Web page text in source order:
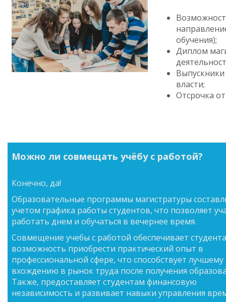
обучения);
Диплом
власти;
Отсрочка
Можно ли совмещать учёбу с работой?
Конечно, да!
Образовательные программы магистратуры
учетом графика работы студентов, что позволяет
работать днем и обучаться в вечернее время.
Совмещение учебы с работой обеспечивает
возможность приобрести практический опыт в
профессиональной сфере, что способствует лучшему
вхождению в рынок труда после получения
Также, предоставляет студентам финансовую
независимость и развивает навыки управления